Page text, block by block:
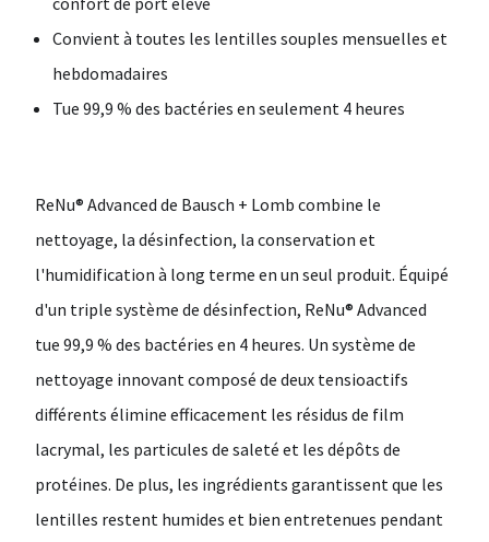
Convient à toutes les lentilles souples mensuelles et
hebdomadaires
Tue 99,9 % des bactéries en seulement 4 heures
ReNu® Advanced de Bausch + Lomb combine le
nettoyage, la désinfection, la conservation et
l'humidification à long terme en un seul produit. Équipé
d'un triple système de désinfection, ReNu® Advanced
tue 99,9 % des bactéries en 4 heures. Un système de
nettoyage innovant composé de deux tensioactifs
différents élimine efficacement les résidus de film
lacrymal, les particules de saleté et les dépôts de
protéines. De plus, les ingrédients garantissent que les
lentilles restent humides et bien entretenues pendant